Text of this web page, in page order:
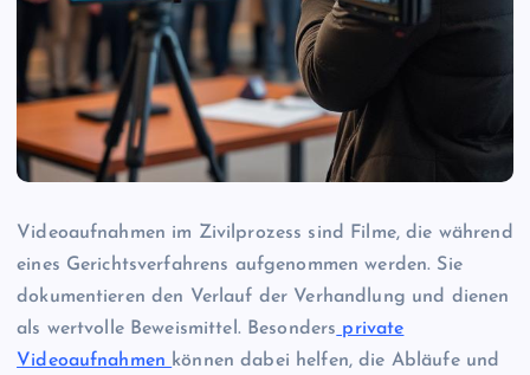
Videoaufnahmen im Zivilprozess sind Filme, die während
eines Gerichtsverfahrens aufgenommen werden. Sie
dokumentieren den Verlauf der Verhandlung und dienen
als wertvolle Beweismittel. Besonders private
Videoaufnahmen können dabei helfen, die Abläufe und